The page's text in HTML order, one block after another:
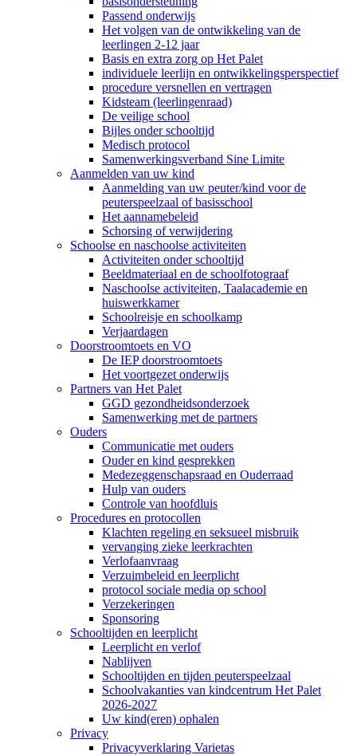
Passend onderwijs
Het volgen van de ontwikkeling van de
leerlingen 2-12 jaar
Basis en extra zorg op Het Palet
individuele leerlijn en ontwikkelingsperspectief
procedure versnellen en vertragen
Kidsteam (leerlingenraad)
De veilige school
Bijles onder schooltijd
Medisch protocol
Samenwerkingsverband Sine Limite
Aanmelden van uw kind
Aanmelding van uw peuter/kind voor de
peuterspeelzaal of basisschool
Het aannamebeleid
Schorsing of verwijdering
Schoolse en naschoolse activiteiten
Activiteiten onder schooltijd
Beeldmateriaal en de schoolfotograaf
Naschoolse activiteiten, Taalacademie en
huiswerkkamer
Schoolreisje en schoolkamp
Verjaardagen
Doorstroomtoets en VO
De IEP doorstroomtoets
Het voortgezet onderwijs
Partners van Het Palet
GGD gezondheidsonderzoek
Samenwerking met de partners
Ouders
Communicatie met ouders
Ouder en kind gesprekken
Medezeggenschapsraad en Ouderraad
Hulp van ouders
Controle van hoofdluis
Procedures en protocollen
Klachten regeling en seksueel misbruik
vervanging zieke leerkrachten
Verlofaanvraag
Verzuimbeleid en leerplicht
protocol sociale media op school
Verzekeringen
Sponsoring
Schooltijden en leerplicht
Leerplicht en verlof
Nablijven
Schooltijden en tijden peuterspeelzaal
Schoolvakanties van kindcentrum Het Palet
2026-2027
Uw kind(eren) ophalen
Privacy
Privacyverklaring Varietas